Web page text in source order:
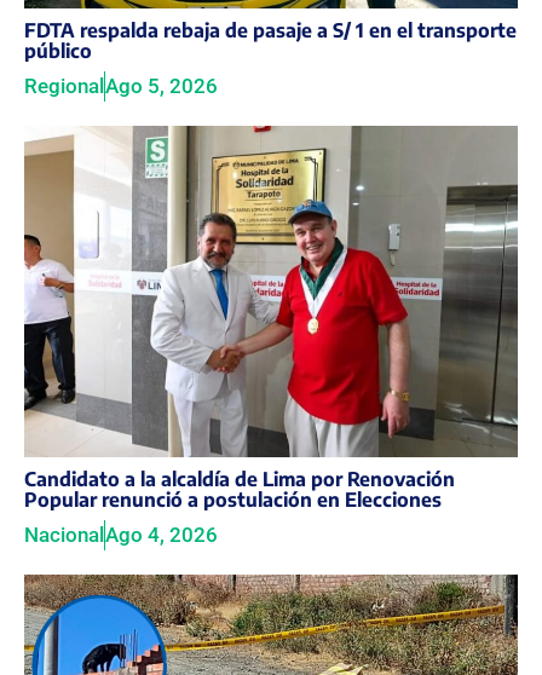
FDTA respalda rebaja de pasaje a S/ 1 en el transporte
público
Regional Ago 5, 2026
Candidato a la alcaldía de Lima por Renovación
Popular renunció a postulación en Elecciones
NacionalAgo 4, 2026